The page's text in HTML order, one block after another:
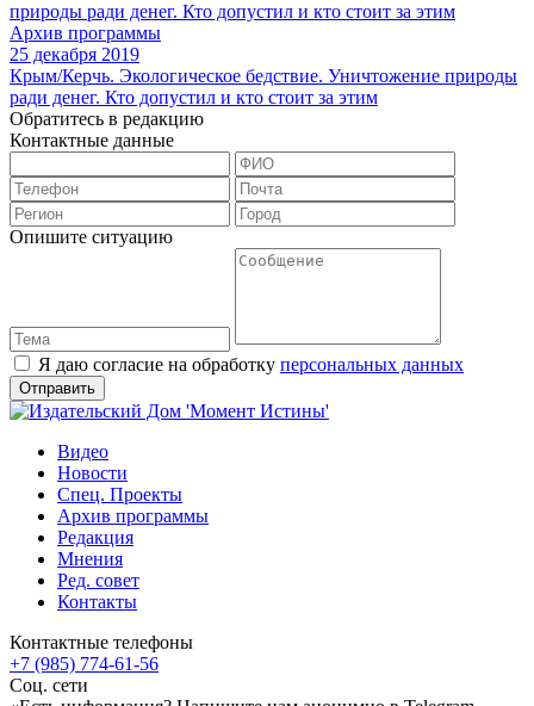
Архив программы
25 декабря 2019
Крым/Керчь. Экологическое бедствие. Уничтожение природы
ради денег. Кто допустил и кто стоит за этим
Обратитесь в редакцию
Контактные данные
Опишите ситуацию
Я даю согласие на обработку персональных данных
Видео
Новости
Спец. Проекты
Архив программы
Редакция
Мнения
Ред. совет
Контакты
Контактные телефоны
+7 (985) 774-61-56
Соц. сети